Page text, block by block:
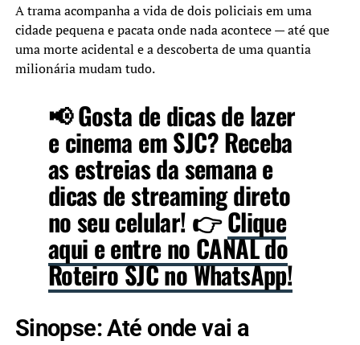
A trama acompanha a vida de dois policiais em uma
cidade pequena e pacata onde nada acontece — até que
uma morte acidental e a descoberta de uma quantia
milionária mudam tudo.
📢Gosta de dicas de lazer
e cinema em SJC?Receba
as estreias da semana e
dicas de streaming direto
no seu celular! 👉Clique
aqui e entre no CANAL do
Roteiro SJC no WhatsApp!
Sinopse: Até onde vai a